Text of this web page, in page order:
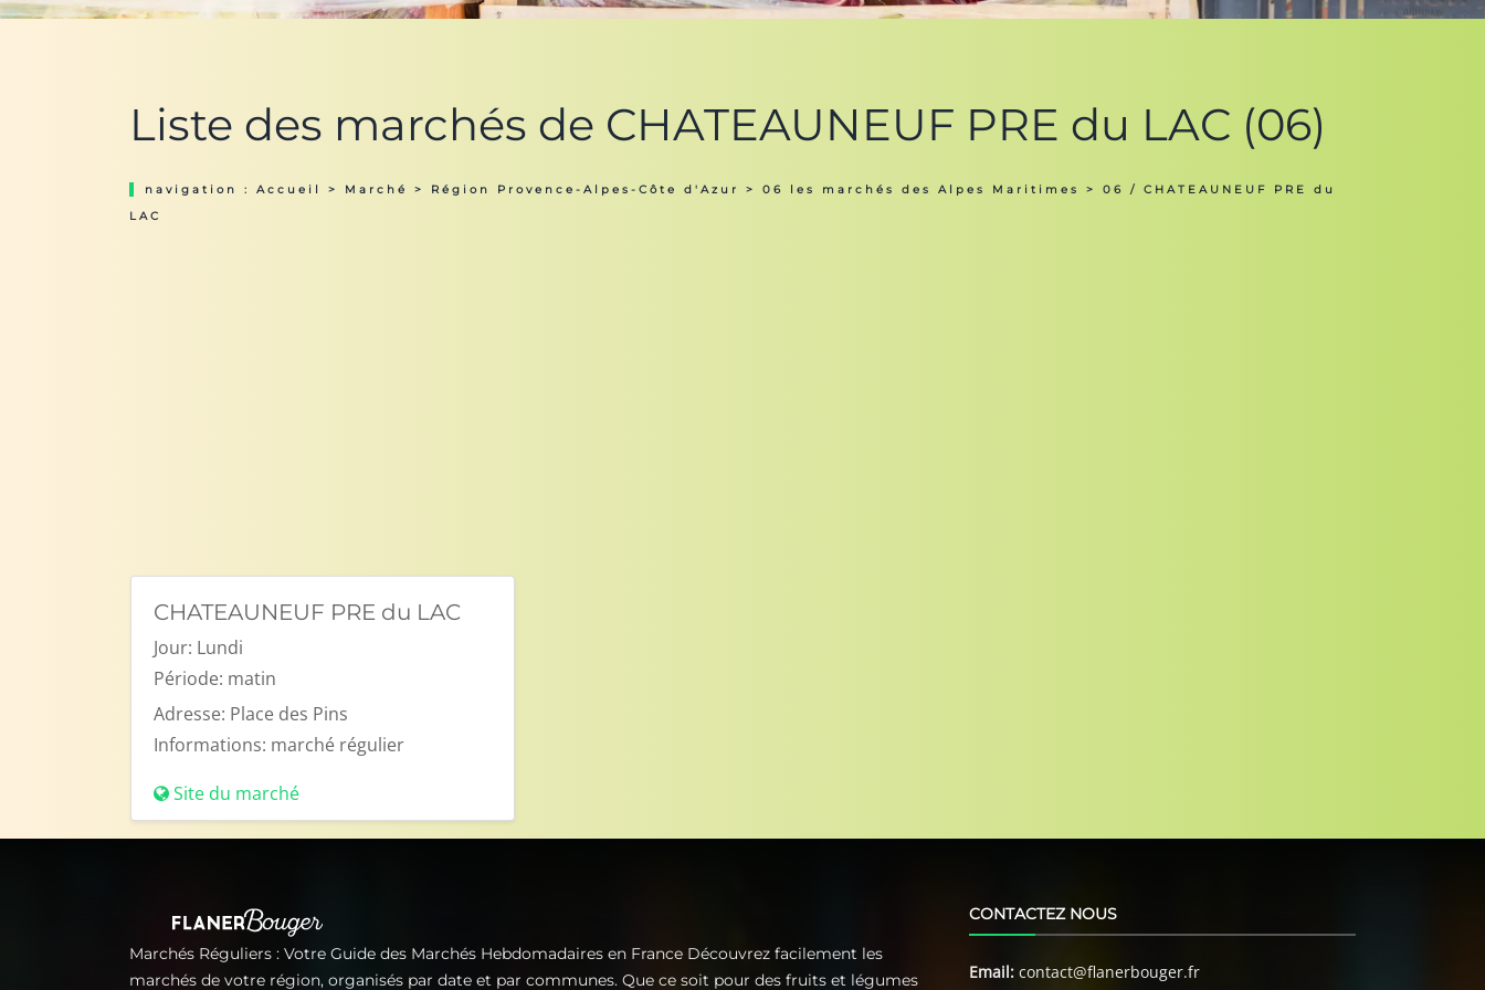
Liste des marchés de CHATEAUNEUF PRE du LAC (06)
navigation : Accueil > Marché > Région Provence-Alpes-Côte d'Azur > 06 les marchés des Alpes Maritimes
> 06 / CHATEAUNEUF PRE du
LAC
CHATEAUNEUF PRE du LAC
Jour: Lundi
Période: matin
Adresse: Place des Pins
Informations: marché régulier
Site du marché
Marchés Réguliers : Votre Guide des Marchés Hebdomadaires en France Découvrez facilement les
marchés de votre région, organisés par date et par communes. Que ce soit pour des fruits et légumes
CONTACTEZ NOUS
Email: contact@flanerbouger.fr